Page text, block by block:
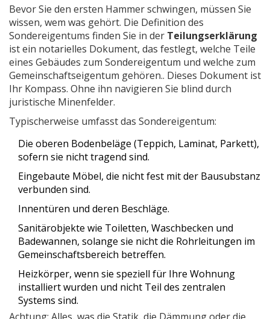
Bevor Sie den ersten Hammer schwingen, müssen Sie
wissen, wem was gehört. Die Definition des
Sondereigentums finden Sie in der Teilungserklärung
istein notarielles Dokument, das festlegt, welche Teile
eines Gebäudes zum Sondereigentum und welche zum
Gemeinschaftseigentum gehören.. Dieses Dokument ist
Ihr Kompass. Ohne ihn navigieren Sie blind durch
juristische Minenfelder.
Typischerweise umfasst das Sondereigentum:
Die oberen Bodenbeläge (Teppich, Laminat, Parkett),
sofern sie nicht tragend sind.
Eingebaute Möbel, die nicht fest mit der Bausubstanz
verbunden sind.
Innentüren und deren Beschläge.
Sanitärobjekte wie Toiletten, Waschbecken und
Badewannen, solange sie nicht die Rohrleitungen im
Gemeinschaftsbereich betreffen.
Heizkörper, wenn sie speziell für Ihre Wohnung
installiert wurden und nicht Teil des zentralen
Systems sind.